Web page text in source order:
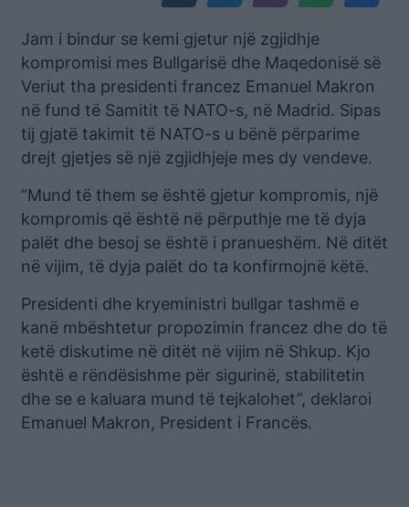
Jam i bindur se kemi gjetur një zgjidhje
kompromisi mes Bullgarisë dhe Maqedonisë së
Veriut tha presidenti francez Emanuel Makron
në fund të Samitit të NATO-s, në Madrid. Sipas
tij gjatë takimit të NATO-s u bënë përparime
drejt gjetjes së një zgjidhjeje mes dy vendeve.
“Mund të them se është gjetur kompromis, një
kompromis që është në përputhje me të dyja
palët dhe besoj se është i pranueshëm. Në ditët
në vijim, të dyja palët do ta konfirmojnë këtë.
Presidenti dhe kryeministri bullgar tashmë e
kanë mbështetur propozimin francez dhe do të
ketë diskutime në ditët në vijim në Shkup. Kjo
është e rëndësishme për sigurinë, stabilitetin
dhe se e kaluara mund të tejkalohet”, deklaroi
Emanuel Makron, President i Francës.